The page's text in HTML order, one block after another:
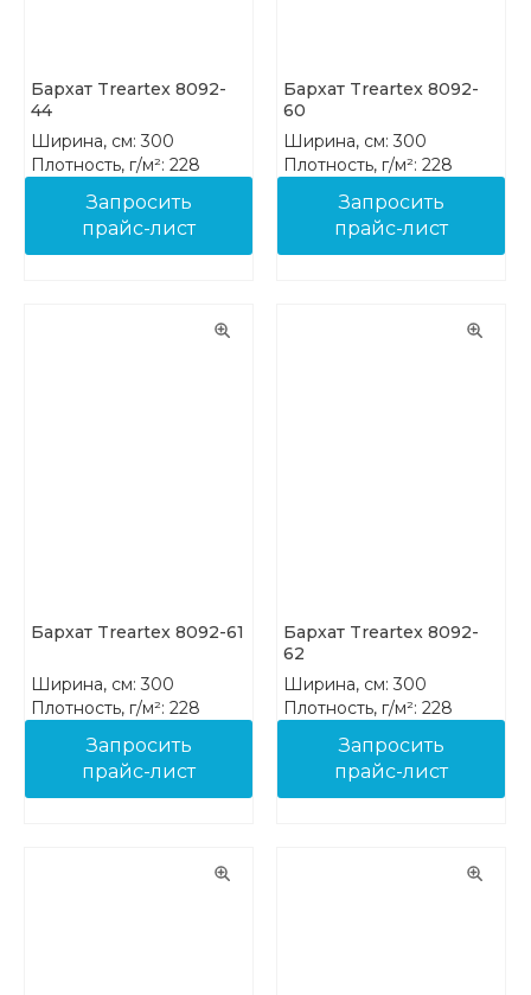
Бархат Treartex 8092-
44
Ширина, см: 300
Плотность, г/м²: 228
Запросить
прайс-лист
Бархат Treartex 8092-
60
Ширина, см: 300
Плотность, г/м²: 228
Запросить
прайс-лист
Бархат Treartex 8092-61
Ширина, см: 300
Плотность, г/м²: 228
Запросить
прайс-лист
Бархат Treartex 8092-
62
Ширина, см: 300
Плотность, г/м²: 228
Запросить
прайс-лист